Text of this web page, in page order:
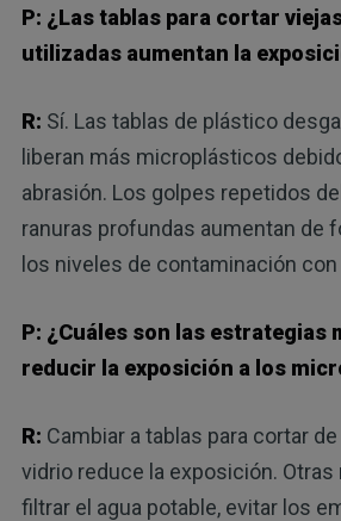
P: ¿Las tablas para cortar
utilizadas aumentan la
R: Sí. Las tablas de plástico
liberan más microplásticos
abrasión. Los golpes repetidos
ranuras profundas aumentan de
los niveles de contaminación
P: ¿Cuáles son las estrategias
reducir la exposición a los
R: Cambiar a tablas para cortar
vidrio reduce la exposición.
filtrar el agua potable, evitar los